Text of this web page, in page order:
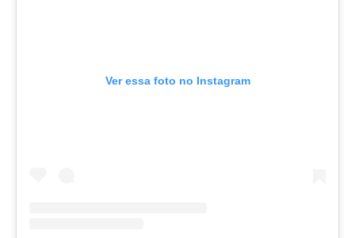
Ver essa foto no Instagram